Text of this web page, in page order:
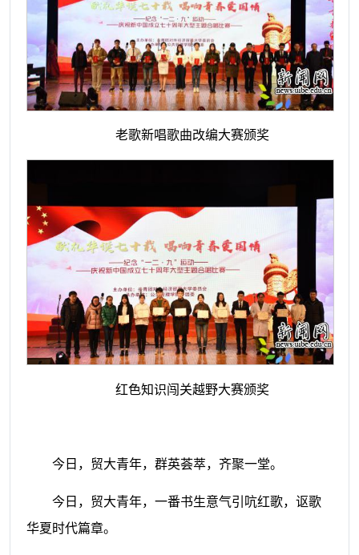
老歌新唱歌曲改编大赛颁奖
红色知识闯关越野大赛颁奖
今日，贸大青年，群英荟萃，齐聚一堂。
今日，贸大青年，一番书生意气引吭红歌，讴歌
华夏时代篇章。